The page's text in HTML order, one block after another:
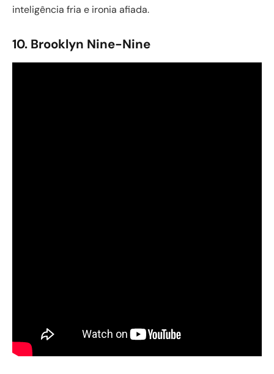
inteligência fria e ironia afiada.
10. Brooklyn Nine-Nine